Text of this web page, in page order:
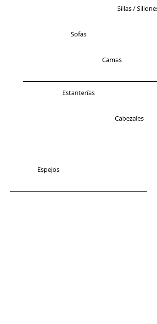
Sillas / Sillones
Sofas
Camas
Estanterías
Cabezales
Espejos